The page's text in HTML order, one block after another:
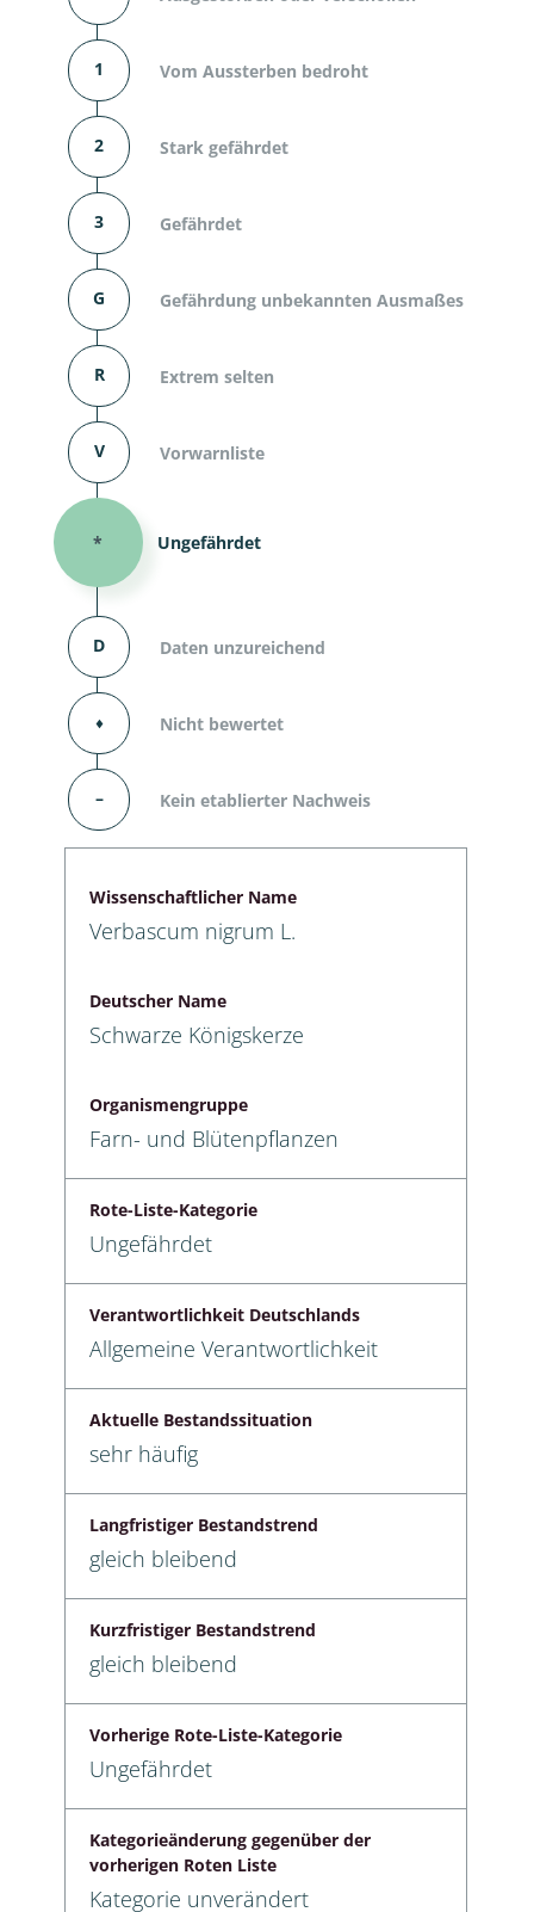
1 Vom Aussterben bedroht
2 Stark gefährdet
3 Gefährdet
G Gefährdung unbekannten Ausmaßes
R Extrem selten
V Vorwarnliste
* Ungefährdet
D Daten unzureichend
⬧ Nicht bewertet
– Kein etablierter Nachweis
Wissenschaftlicher Name
Verbascum nigrum L.
Deutscher Name
Schwarze Königskerze
Organismengruppe
Farn- und Blütenpflanzen
Rote-Liste-Kategorie
Ungefährdet
Verantwortlichkeit Deutschlands
Allgemeine Verantwortlichkeit
Aktuelle Bestandssituation
sehr häufig
Langfristiger Bestandstrend
gleich bleibend
Kurzfristiger Bestandstrend
gleich bleibend
Vorherige Rote-Liste-Kategorie
Ungefährdet
Kategorieänderung gegenüber der
vorherigen Roten Liste
Kategorie unverändert